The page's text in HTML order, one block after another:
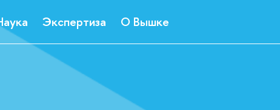
Экспертиза О Вышке